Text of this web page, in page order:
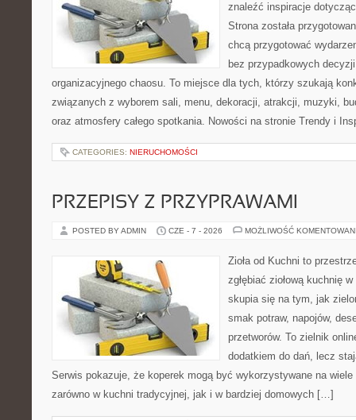
znaleźć inspiracje
Strona została
chcą przygotować
bez przypadkowych
organizacyjnego chaosu. To miejsce dla tych, którzy szukają
związanych z wyborem sali, menu, dekoracji, atrakcji, muzyki,
oraz atmosfery całego spotkania. Nowości na stronie Trendy i
CATEGORIES: NIERUCHOMOŚCI
PRZEPISY Z PRZYPRAWAMI
POSTED BY ADMIN CZE - 7 - 2026 MOŻLIWOŚĆ
Zioła od Kuchni to
zgłębiać ziołową kuchnię
skupia się na tym, jak
smak potraw, napojów,
przetworów. To zielnik
dodatkiem do dań, lecz
Serwis pokazuje, że koperek mogą być wykorzystywane na
zarówno w kuchni tradycyjnej, jak i w bardziej domowych […]